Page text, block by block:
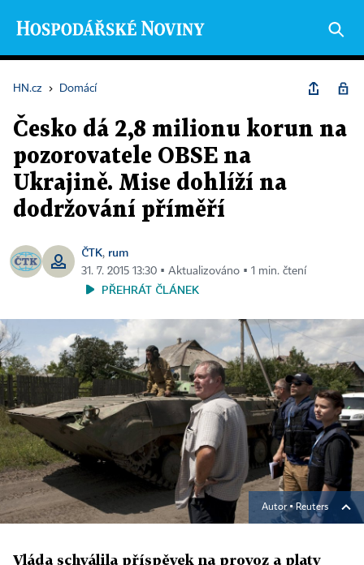
HN.cz › Domácí
Česko dá 2,8 milionu korun na
pozorovatele OBSE na
Ukrajině. Mise dohlíží na
dodržování příměří
ČTK, rum
31. 7. 2015 13:30 ▪ Aktualizováno ▪ 1 min. čtení
PŘEHRÁT ČLÁNEK
Autor ▪ Reuters
Vláda schválila příspěvek na provoz a platy